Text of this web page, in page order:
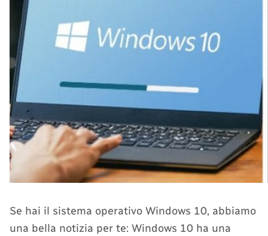
Se hai il sistema operativo Windows 10, abbiamo
una bella notizia per te: Windows 10 ha una